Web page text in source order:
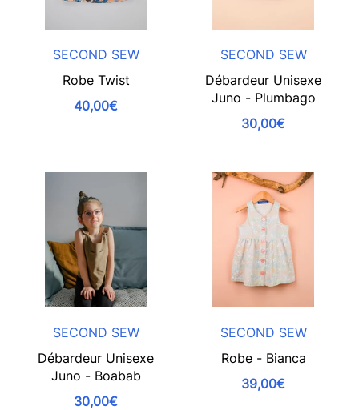
SECOND SEW
Robe Twist
40,00€
SECOND SEW
Débardeur Unisexe
Juno - Plumbago
30,00€
SECOND SEW
Débardeur Unisexe
Juno - Boabab
30,00€
SECOND SEW
Robe - Bianca
39,00€